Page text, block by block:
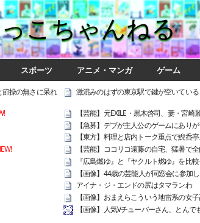
こちゃんねる
スポーツ アニメ・マンガ ゲーム
操の無さに呆れ
激混みのはずの東京駅で鍵が空いてい
【芸能】元EXILE・黒木啓司、妻・宮
【急募】デブが主人公のゲームにあり
【東方】料理と店内トーク重点で鯢呑
【芸能】ココリコ遠藤の自宅、猛暑で
『広島燃ゆ』と『ヤクルト燃ゆ』を比
【画像】44歳の芸能人が同窓会に参加
アイナ・ジ・エンドの尻はタマランわ
【画像】おまえらこういう地雷系の女
【画像】人気Vチューバーさん、とん